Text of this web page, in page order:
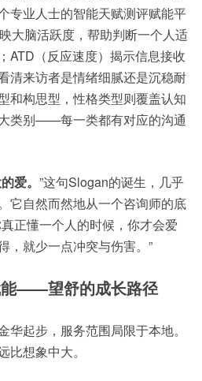
专业人士的智能天赋测评赋能平
大脑活跃度，帮助判断一个人适
ATD（反应速度）揭示信息接收
清来访者是情绪细腻还是沉稳耐
和构思型，性格类型则覆盖认知
类别——每一类都有对应的沟通
爱。 ”这句Slogan的诞生，几乎
它自然而然地从一个咨询师的底
正懂一个人的时候，你才会爱
，就少一点冲突与伤害。”
能——望舒的成长路径
起步，服务范围局限于本地。
想象中大。